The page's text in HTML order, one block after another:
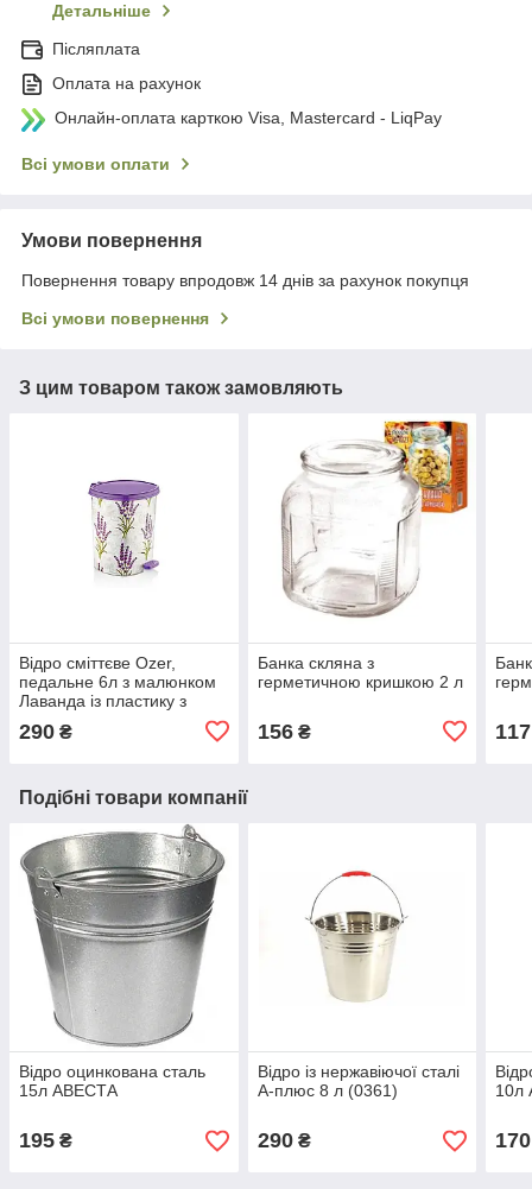
Детальніше
Післяплата
Оплата на рахунок
Онлайн-оплата карткою Visa, Mastercard - LiqPay
Всі умови оплати
Умови повернення
Повернення товару впродовж 14 днів за рахунок покупця
Всі умови повернення
З цим товаром також замовляють
Відро сміттєве Ozer,
педальне 6л з малюнком
Лаванда із пластику з
кришкою та педаллю D-
011
290 ₴
Банка скляна з
герметичною кришкою 2 л
156₴ 117
Подібні товари компанії
Відро оцинкована сталь
15л АВЕСТА
195 ₴
Відро із нержавіючої сталі
А-плюс 8 л (0361)
290₴
10л
170